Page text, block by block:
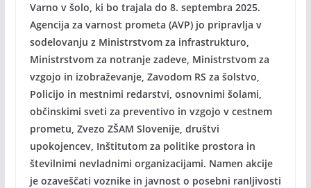
Varno v šolo, ki bo trajala do 8. septembra 2025.
Agencija za varnost prometa (AVP) jo pripravlja v
sodelovanju z Ministrstvom za infrastrukturo,
Ministrstvom za notranje zadeve, Ministrstvom za
vzgojo in izobraževanje, Zavodom RS za šolstvo,
Policijo in mestnimi redarstvi, osnovnimi šolami,
občinskimi sveti za preventivo in vzgojo v cestnem
prometu, Zvezo ZŠAM Slovenije, društvi
upokojencev, Inštitutom za politike prostora in
številnimi nevladnimi organizacijami. Namen akcije
je ozaveščati voznike in javnost o posebni ranljivosti